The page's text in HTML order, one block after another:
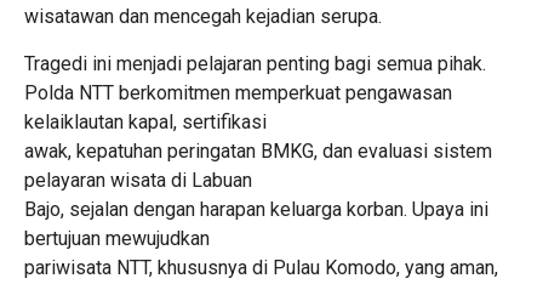
wisatawan dan mencegah kejadian serupa.
Tragedi ini menjadi pelajaran penting bagi semua pihak.
Polda NTT berkomitmen memperkuat pengawasan
kelaiklautan kapal, sertifikasi
awak, kepatuhan peringatan BMKG, dan evaluasi sistem
pelayaran wisata di Labuan
Bajo, sejalan dengan harapan keluarga korban. Upaya ini
bertujuan mewujudkan
pariwisata NTT, khususnya di Pulau Komodo, yang aman,